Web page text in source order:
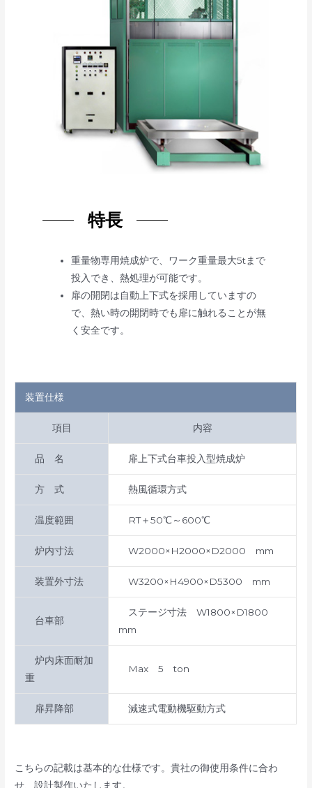
特長
重量物専用焼成炉で、ワーク重量最大5tまで
投入でき、熱処理が可能です。
扉の開閉は自動上下式を採用していますの
で、熱い時の開閉時でも扉に触れることが無
く安全です。
装置仕様
項目 内容
品 名 扉上下式台車投入型焼成炉
方 式 熱風循環方式
温度範囲 RT＋50℃～600℃
炉内寸法 W2000×H2000×D2000 mm
装置外寸法 W3200×H4900×D5300 mm
台車部
ステージ寸法 W1800×D1800
mm
炉内床面耐加
重
Max 5 ton
扉昇降部 減速式電動機駆動方式
こちらの記載は基本的な仕様です。貴社の御使用条件に合わ
せ、設計製作いたします。